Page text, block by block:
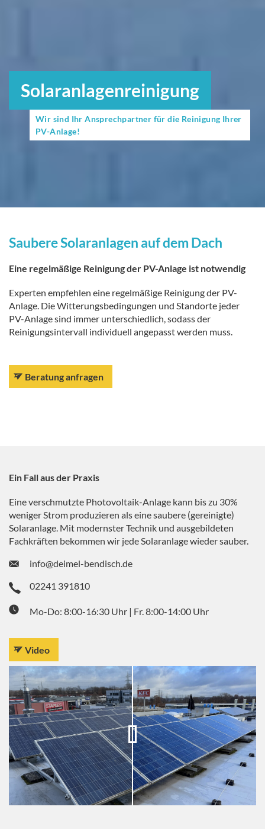
Solaranlagenreinigung
Wir sind Ihr Ansprechpartner für die Reinigung Ihrer
PV-Anlage!
Saubere Solaranlagen auf dem Dach
Eine regelmäßige Reinigung der PV-Anlage ist notwendig
Experten empfehlen eine regelmäßige Reinigung der PV-
Anlage. Die Witterungsbedingungen und Standorte jeder
PV-Anlage sind immer unterschiedlich, sodass der
Reinigungsintervall individuell angepasst werden muss.
Beratung anfragen
Ein Fall aus der Praxis
Eine verschmutzte Photovoltaik-Anlage kann bis zu 30%
weniger Strom produzieren als eine saubere (gereinigte)
Solaranlage. Mit modernster Technik und ausgebildeten
Fachkräften bekommen wir jede Solaranlage wieder sauber.
info@deimel-bendisch.de
02241 391810
Mo-Do: 8:00-16:30 Uhr | Fr. 8:00-14:00 Uhr
Video